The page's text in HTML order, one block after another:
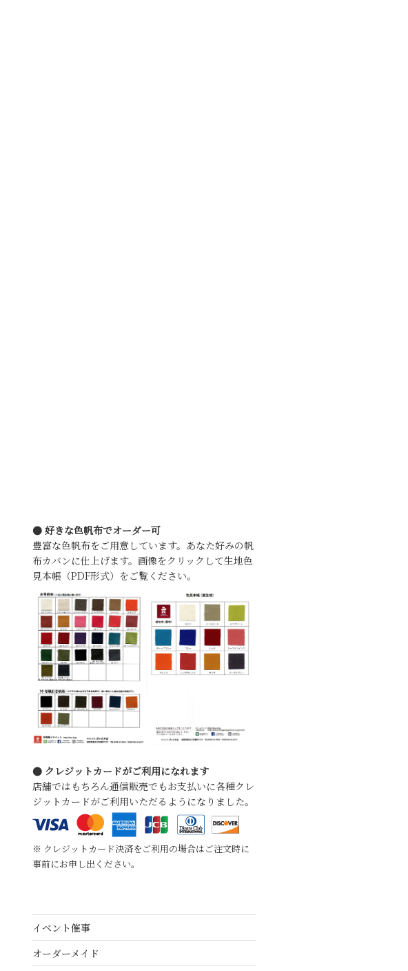
● 好きな色帆布でオーダー可
豊富な色帆布をご用意しています。あなた好みの帆
布カバンに仕上げます。画像をクリックして生地色
見本帳（PDF形式）をご覧ください。
● クレジットカードがご利用になれます
店舗ではもちろん通信販売でもお支払いに各種クレ
ジットカードがご利用いただるようになりました。
※ クレジットカード決済をご利用の場合はご注文時に
事前にお申し出ください。
イベント催事
オーダーメイド